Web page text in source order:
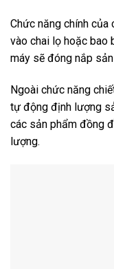
Chức năng chính
vào chai lọ hoặc bao
máy sẽ đóng nắp
Ngoài chức năng
tự động định lượng
các sản phẩm đồng
lượng.